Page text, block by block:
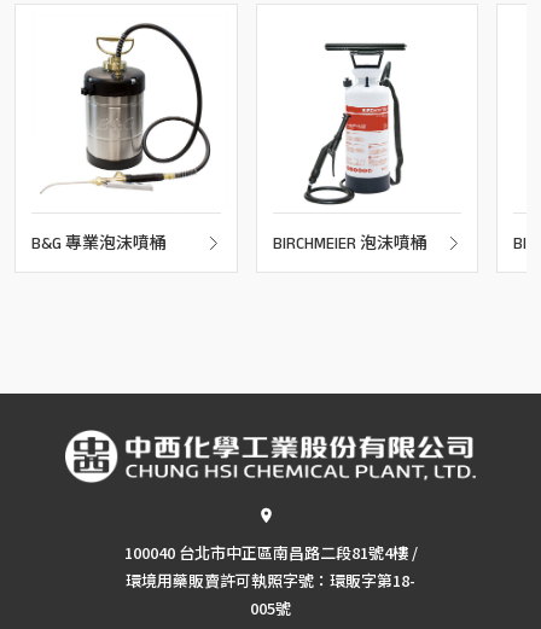
B&G 專業泡沫噴桶 BIRCHMEIER 泡沫噴桶
瓶
100040 台北市中正區南昌路二段81號4樓 /
環境用藥販賣許可執照字號：環販字第18-
005號